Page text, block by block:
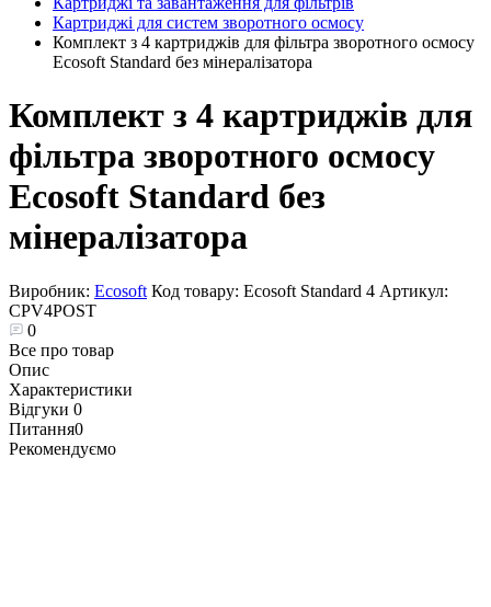
Картриджі для систем зворотного осмосу
Комплект з 4 картриджів для фільтра зворотного осмосу
Ecosoft Standard без мінералізатора
Комплект з 4 картриджів для
фільтра зворотного осмосу
Ecosoft Standard без
мінералізатора
Виробник: Ecosoft Код товару: Ecosoft Standard 4 Артикул:
CPV4POST
0
Все про товар
Опис
Характеристики
Відгуки 0
Питання0
Рекомендуємо